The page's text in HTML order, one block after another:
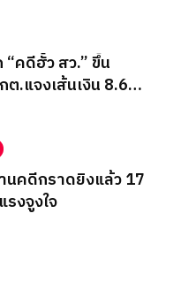
คดีฮั้ว สว.” ขึ้น
.แจงเส้นเงิน 8.6
คดีกราดยิงแล้ว 17
รงจูงใจ